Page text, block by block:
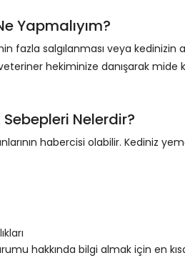
Yapmalıyım?
fazla salgılanması veya kedinizin
hekiminize danışarak
Nelerdir?
habercisi olabilir. Kediniz
hakkında bilgi almak için en